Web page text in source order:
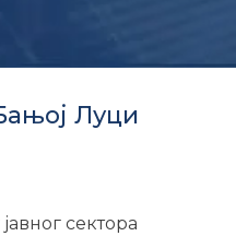
Луци
сектора